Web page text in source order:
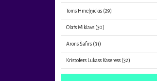
Toms Hmeļņickis (29)
Olafs Miklavs (30)
Ārons Šafīrs (31)
Kristofers Lukass Kaseress (32)